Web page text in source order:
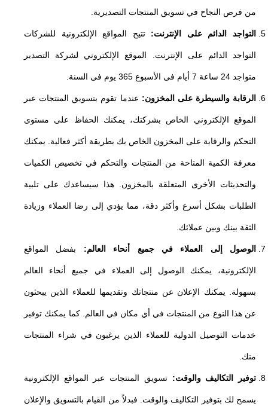
من فرص النجاح في تسويق المنتجات التصديرية.
التواجد الدائم على الإنترنت: تتيح المواقع الإلكترونية للشركات
التواجد الدائم على الإنترنت. الموقع الإلكتروني لشركة التصدير
متواجد 24 ساعة 7 أيام فى الأسبوع 365 يوم فى السنة.
الرقابة والسيطرة على المخزون: عندما تقوم بتسويق المنتجات عبر
الموقع الإلكتروني الخاص بشركتك، يمكنك الحفاظ على مستوى
التحكم والرقابة على المخزون الخاص بك بطريقة أكثر فعالية. يمكنك
معرفة الكمية المتاحة من المنتجات والتحكم في تخصيص الكميات
والتحديثات الأخرى المتعلقة بالمخزون. هذا سيساعدك على تلبية
الطلبات بشكل أسرع وأكثر دقة، مما يؤدي إلى رضا العملاء وزيادة
الثقة بينك وبين عملائك.
الوصول إلى العملاء في جميع أنحاء العالم: بفضل المواقع
الإلكترونية، يمكنك الوصول إلى العملاء في جميع أنحاء العالم
بسهولة. يمكنك الإعلان عن منتجاتك وتقديمها للعملاء الذين يبحثون
عن هذا النوع من المنتجات في أي مكان في العالم. كما يمكنك توفير
خدمات التوصيل الدولية للعملاء الذين يرغبون في شراء المنتجات
منك.
توفير التكاليف والوقت: تسويق المنتجات عبر المواقع الإلكترونية
يسمح لك بتوفير التكاليف والوقت. فبدلاً من القيام بالتسويق والإعلان